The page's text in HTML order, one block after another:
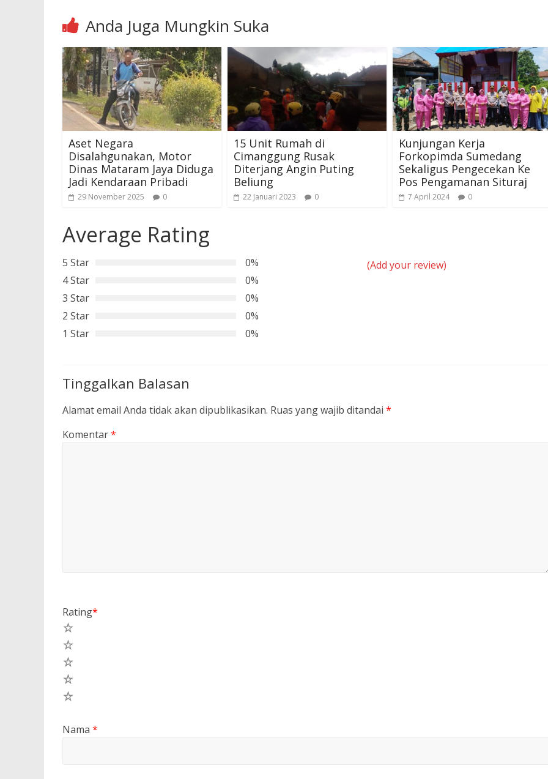
Anda Juga Mungkin Suka
Aset Negara
Disalahgunakan, Motor
Dinas Mataram Jaya Diduga
Jadi Kendaraan Pribadi
29 November 2025 0
15 Unit Rumah di
Cimanggung Rusak
Diterjang Angin Puting
Beliung
22 Januari 2023 0
Kunjungan Kerja
Forkopimda Sumedang
Sekaligus Pengecekan Ke
Pos Pengamanan Situraj
7 April 2024 0
Average Rating
5 Star
0%
4 Star
0%
3 Star
0%
2 Star
0%
1 Star
0%
(Add your review)
Tinggalkan Balasan
Alamat email Anda tidak akan dipublikasikan. Ruas yang wajib ditandai *
Komentar*
Rating*
Nama *